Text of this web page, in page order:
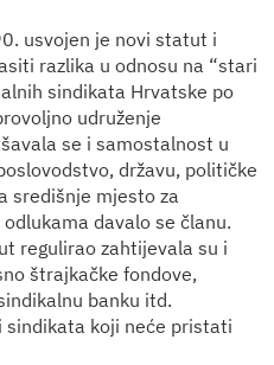
usvojen je novi statut i
razlika u odnosu na “stari
sindikata Hrvatske po
udruženje
se i samostalnost u
državu, političke
središnje mjesto za
davalo se članu.
regulirao zahtijevala su i
štrajkačke fondove,
banku itd.
koji neće pristati